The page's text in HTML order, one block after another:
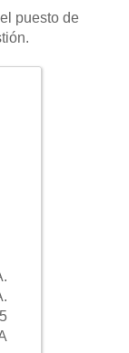
puesto de